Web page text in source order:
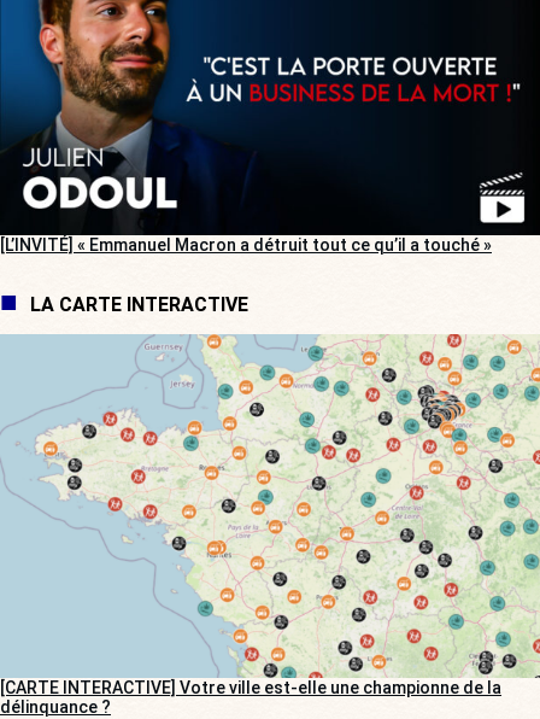
[L’INVITÉ] « Emmanuel Macron a détruit tout ce qu’il a touché »
LA CARTE INTERACTIVE
[CARTE INTERACTIVE] Votre ville est-elle une championne de la
délinquance ?